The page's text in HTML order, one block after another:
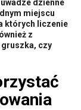
dzienne
miejscu
których liczenie
z
czy